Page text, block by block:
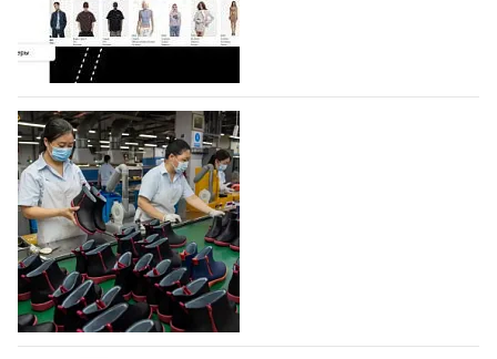
Гуанчжоу, столице моды Китая, является
профессиональной обувной компанией,
объединяющей разработку, производство и…
07.08.2026 447
На платформе Lamoda - новый раздел и
условия продвижения локальных
дизайнерских марок
Российский маркетплейс Lamoda решил обновить
раздел для продажи продукции локальных
дизайнерских марок одежды, обуви и аксессуаров.
Бренды также получат маркетинговую…
06.08.2026 609